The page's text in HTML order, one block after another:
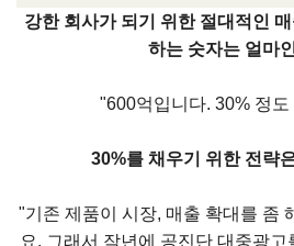
강한 회사가 되기 위한 절대적인
하는 숫자는 얼마
"600억입니다. 30% 정도
30%를 채우기 위한 전략
"기존 제품이 시장, 매출 확대를 좀
요. 그래서 작년에 공진단 대중광